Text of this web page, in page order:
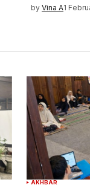
by Vina A1
AKHBAR